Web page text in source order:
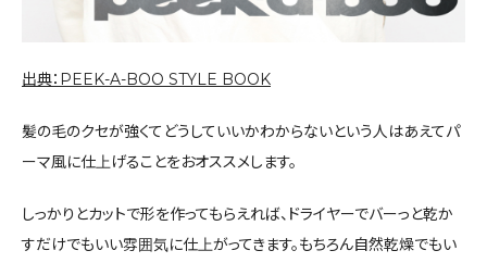
出典：PEEK-A-BOO STYLE BOOK
髪の毛のクセが強くてどうしていいかわからないという人はあえてパ
ーマ風に仕上げることをおオススメします。
しっかりとカットで形を作ってもらえれば、ドライヤーでバーっと乾か
すだけでもいい雰囲気に仕上がってきます。もちろん自然乾燥でもい